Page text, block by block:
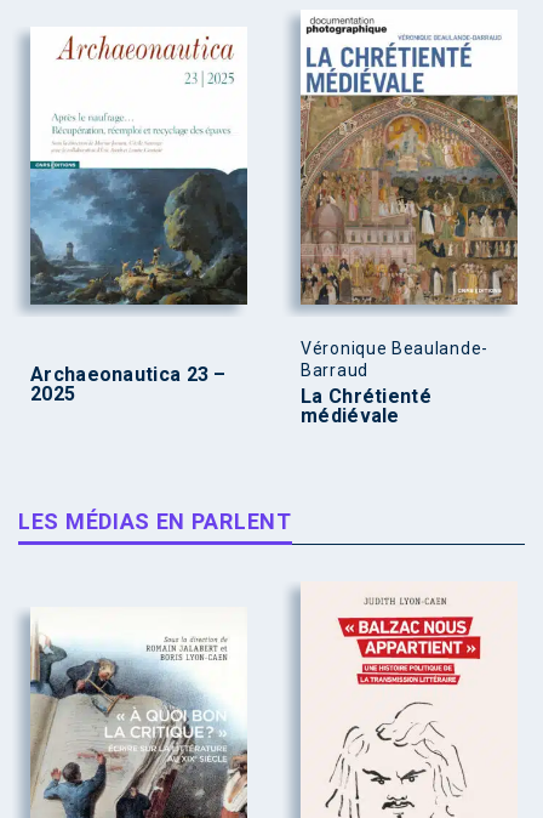
Archaeonautica 23 –
2025
Véronique Beaulande-
Barraud
La Chrétienté
médiévale
LES MÉDIAS EN PARLENT